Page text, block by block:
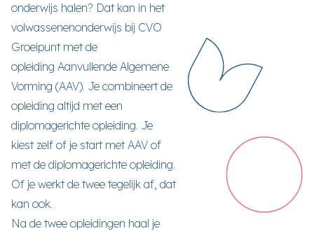
onderwijs halen? Dat kan in het
volwassenenonderwijs bij CVO
Groeipunt met de
opleiding Aanvullende Algemene
Vorming (AAV). Je combineert de
opleiding altijd met een
diplomagerichte opleiding. Je
kiest zelf of je start met AAV of
met de diplomagerichte opleiding.
Of je werkt de twee tegelijk af, dat
kan ook.
Na de twee opleidingen haal je